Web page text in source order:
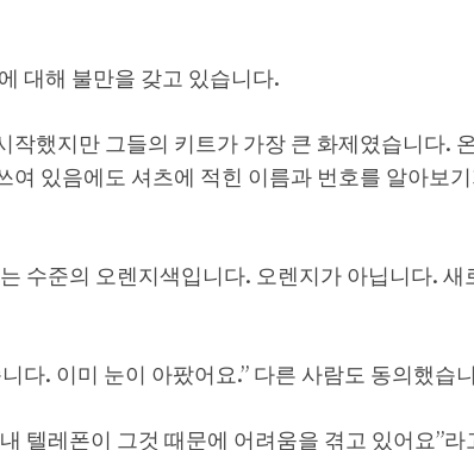
대해 불만을 갖고 있습니다.
했지만 그들의 키트가 가장 큰 화제였습니다.
있음에도 셔츠에 적힌 이름과 번호를 알아보
수준의 오렌지색입니다. 오렌지가 아닙니다. 새
다. 이미 눈이 아팠어요.” 다른 사람도 동의했습
텔레폰이 그것 때문에 어려움을 겪고 있어요”라